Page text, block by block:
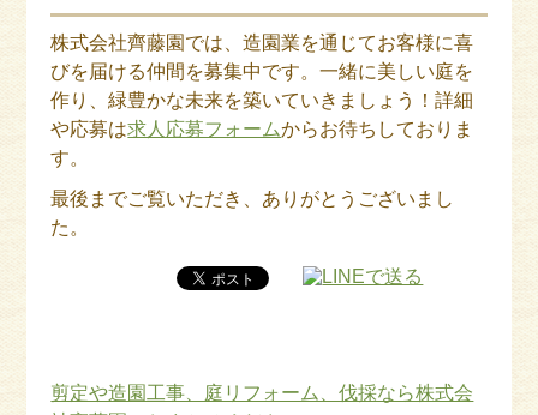
株式会社齊藤園では、造園業を通じてお客様に喜
びを届ける仲間を募集中です。一緒に美しい庭を
作り、緑豊かな未来を築いていきましょう！詳細
や応募は求人応募フォームからお待ちしておりま
す。
最後までご覧いただき、ありがとうございまし
た。
剪定や造園工事、庭リフォーム、伐採なら株式会